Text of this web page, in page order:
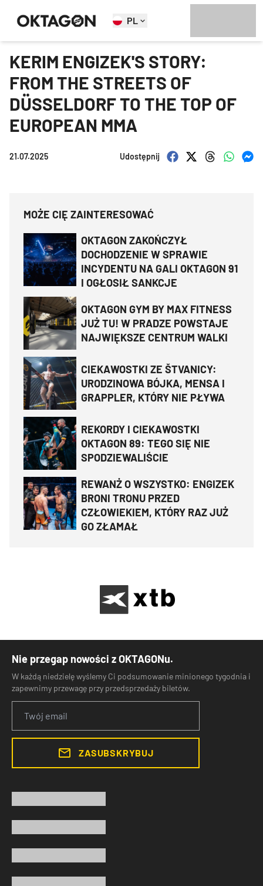
PL
KERIM ENGIZEK'S STORY:
FROM THE STREETS OF
DÜSSELDORF TO THE TOP OF
EUROPEAN MMA
21.07.2025 Udostępnij
MOŻE CIĘ ZAINTERESOWAĆ
OKTAGON ZAKOŃCZYŁ
DOCHODZENIE W SPRAWIE
INCYDENTU NA GALI OKTAGON 91
I OGŁOSIŁ SANKCJE
OKTAGON GYM BY MAX FITNESS
JUŻ TU! W PRADZE POWSTAJE
NAJWIĘKSZE CENTRUM WALKI
CIEKAWOSTKI ZE ŠTVANICY:
URODZINOWA BÓJKA, MENSA I
GRAPPLER, KTÓRY NIE PŁYWA
REKORDY I CIEKAWOSTKI
OKTAGON 89: TEGO SIĘ NIE
SPODZIEWALIŚCIE
REWANŻ O WSZYSTKO: ENGIZEK
BRONI TRONU PRZED
CZŁOWIEKIEM, KTÓRY RAZ JUŻ
GO ZŁAMAŁ
Nie przegap nowości z OKTAGONu.
W każdą niedzielę wyślemy Ci podsumowanie minionego tygodnia i
zapewnimy przewagę przy przedsprzedaży biletów.
ZASUBSKRYBUJ